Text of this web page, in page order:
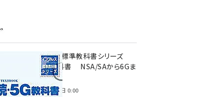
インプレス標準教科書シリーズ
続・5G教科書 NSA/SAから6Gま
2023年4月3日 0:00